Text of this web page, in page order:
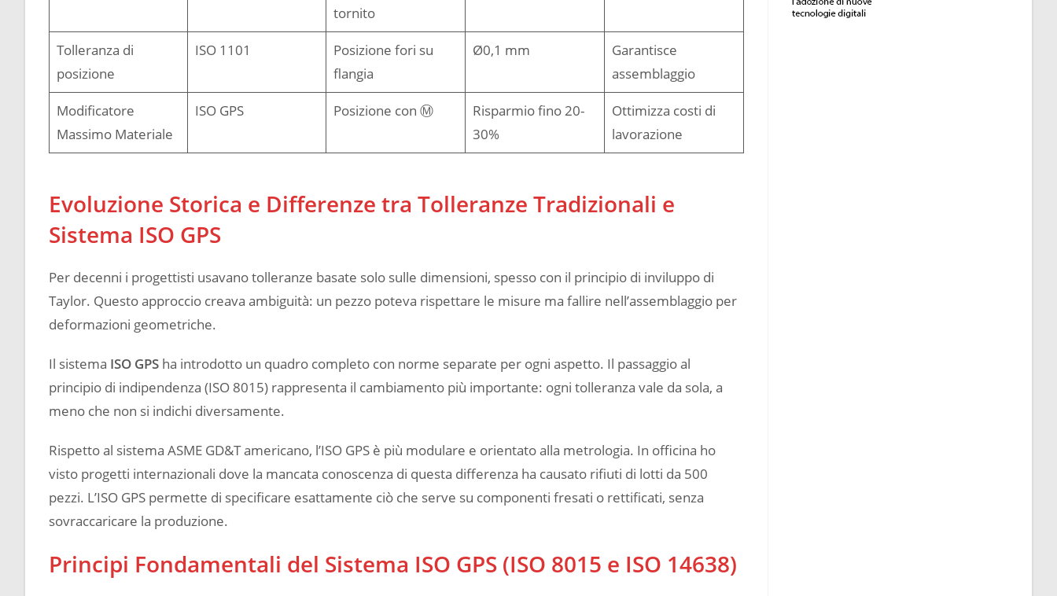
tornito
Tolleranza di
posizione
ISO 1101
Posizione fori su
flangia
Ø0,1 mm
Garantisce
assemblaggio
Modificatore
Massimo Materiale
ISO GPS Posizione con Ⓜ
Risparmio fino 20-
30%
Ottimizza costi di
lavorazione
Evoluzione Storica e Differenze tra Tolleranze Tradizionali e
Sistema ISO GPS
Per decenni i progettisti usavano tolleranze basate solo sulle dimensioni, spesso con il principio di inviluppo di
Taylor. Questo approccio creava ambiguità: un pezzo poteva rispettare le misure ma fallire nell’assemblaggio per
deformazioni geometriche.
Il sistema ISO GPS ha introdotto un quadro completo con norme separate per ogni aspetto. Il passaggio al
principio di indipendenza (ISO 8015) rappresenta il cambiamento più importante: ogni tolleranza vale da sola, a
meno che non si indichi diversamente.
Rispetto al sistema ASME GD&T americano, l’ISO GPS è più modulare e orientato alla metrologia. In officina ho
visto progetti internazionali dove la mancata conoscenza di questa differenza ha causato rifiuti di lotti da 500
pezzi. L’ISO GPS permette di specificare esattamente ciò che serve su componenti fresati o rettificati, senza
sovraccaricare la produzione.
Principi Fondamentali del Sistema ISO GPS (ISO 8015 e ISO 14638)